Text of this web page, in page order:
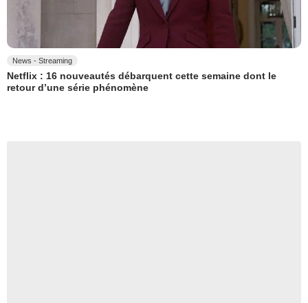
News - Streaming
Netflix : 16 nouveautés débarquent cette semaine dont le
retour d’une série phénomène